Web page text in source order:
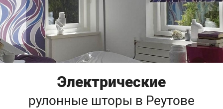
Электрические
рулонные шторы в Реутове